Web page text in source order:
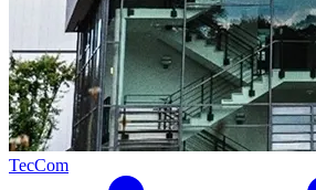
TecCom